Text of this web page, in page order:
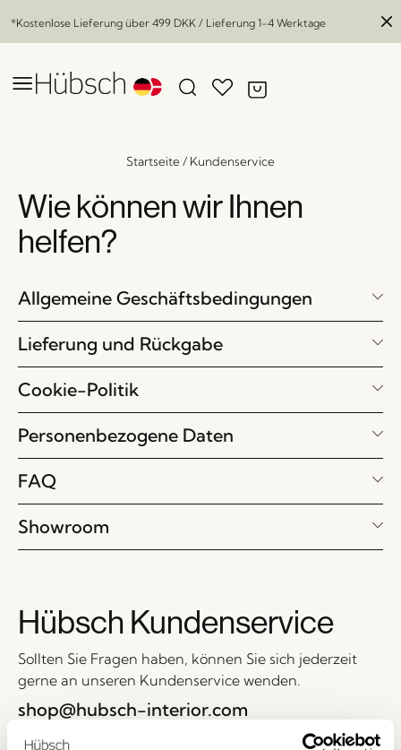
*Kostenlose Lieferung über 499 DKK / Lieferung 1-4 Werktage
Startseite/ Kundenservice
Wie können wir Ihnen
helfen?
Allgemeine Geschäftsbedingungen
Lieferung und Rückgabe
Cookie-Politik
Personenbezogene Daten
FAQ
Showroom
Hübsch Kundenservice
Sollten Sie Fragen haben, können Sie sich jederzeit
gerne an unseren Kundenservice wenden.
shop@hubsch-interior.com
+45 44 22 68 88